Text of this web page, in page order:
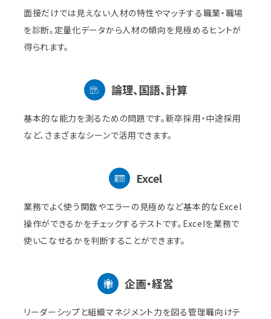
面接だけでは見えない人材の特性やマッチする職業・職場
を診断。定量化データから人材の傾向を見極めるヒントが
得られます。
論理、国語、計算
基本的な能力を測るための問題です。新卒採用・中途採用
など、さまざまなシーンで活用できます。
Excel
業務でよく使う関数やエラーの見極めなど基本的なExcel
操作ができるかをチェックするテストです。Excelを業務で
使いこなせるかを判断することができます。
企画・経営
リーダーシップと組織マネジメント力を図る管理職向けテ